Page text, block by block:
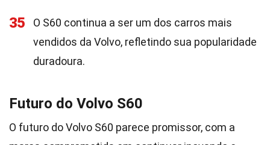
35
O S60 continua a ser um dos carros mais
vendidos da Volvo, refletindo sua popularidade
duradoura.
Futuro do Volvo S60
O futuro do Volvo S60 parece promissor, com a